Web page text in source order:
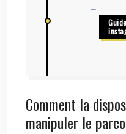
–
Comment la
manipuler le